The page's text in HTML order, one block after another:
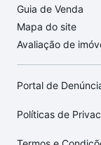
Guia de Venda
Mapa do site
Avaliação de
Portal de
Políticas de